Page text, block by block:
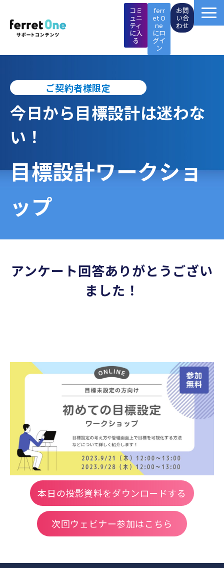
コミ
ュニ
ティ
に入
る
ferr
et O
ne
にロ
グイ
ン
お問
い合
わせ
マーケTips集
施策支援メニュー
ページ制作メニュー
機能一覧
リリースノート
ご契約者様限定
今日から目標設計は迷わな
い！
目標設計ワークショ
ップ
アンケート回答ありがとうござい
ました！
本日の投影資料をダウンロードする
次回ウェビナー参加はこちら